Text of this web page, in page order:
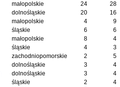
małopolskie 24
28
dolnośląskie 20
16
małopolskie 4
9
śląskie 6
6
małopolskie 8
4
śląskie 4
3
zachodniopomorskie 2
5
dolnośląskie 3
4
dolnośląskie 3
4
śląskie 2
4